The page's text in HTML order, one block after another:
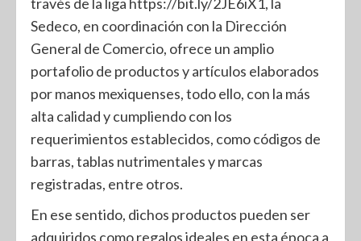
Sedeco, en coordinación con la Dirección
General de Comercio, ofrece un amplio
portafolio de productos y artículos elaborados
por manos mexiquenses, todo ello, con la más
alta calidad y cumpliendo con los
requerimientos establecidos, como códigos de
barras, tablas nutrimentales y marcas
registradas, entre otros.
En ese sentido, dichos productos pueden ser
adquiridos como regalos ideales en esta época a